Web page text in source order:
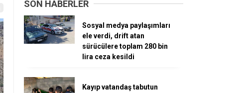
SON HABERLER
Sosyal medya paylaşımları
ele verdi, drift atan
sürücülere toplam 280 bin
lira ceza kesildi
Kayıp vatandaş tabutun